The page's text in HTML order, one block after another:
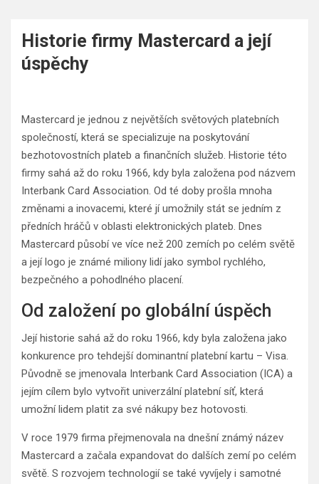
Historie firmy Mastercard a její
úspěchy
Mastercard je jednou z největších světových platebních
společností, která se specializuje na poskytování
bezhotovostních plateb a finančních služeb. Historie této
firmy sahá až do roku 1966, kdy byla založena pod názvem
Interbank Card Association. Od té doby prošla mnoha
změnami a inovacemi, které jí umožnily stát se jedním z
předních hráčů v oblasti elektronických plateb. Dnes
Mastercard působí ve více než 200 zemích po celém světě
a její logo je známé miliony lidí jako symbol rychlého,
bezpečného a pohodlného placení.
Od založení po globální úspěch
Její historie sahá až do roku 1966, kdy byla založena jako
konkurence pro tehdejší dominantní platební kartu – Visa.
Původně se jmenovala Interbank Card Association (ICA) a
jejím cílem bylo vytvořit univerzální platební síť, která
umožní lidem platit za své nákupy bez hotovosti.
V roce 1979 firma přejmenovala na dnešní známý název
Mastercard a začala expandovat do dalších zemí po celém
světě. S rozvojem technologií se také vyvíjely i samotné